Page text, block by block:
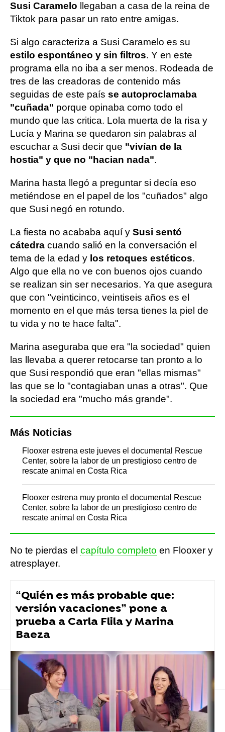
Susi Caramelo llegaban a casa de la reina de
Tiktok para pasar un rato entre amigas.
Si algo caracteriza a Susi Caramelo es su
estilo espontáneo y sin filtros. Y en este
programa ella no iba a ser menos. Rodeada de
tres de las creadoras de contenido más
seguidas de este país se autoproclamaba
"cuñada" porque opinaba como todo el
mundo que las critica. Lola muerta de la risa y
Lucía y Marina se quedaron sin palabras al
escuchar a Susi decir que "vivían de la
hostia" y que no "hacian nada".
Marina hasta llegó a preguntar si decía eso
metiéndose en el papel de los "cuñados" algo
que Susi negó en rotundo.
La fiesta no acababa aquí y Susi sentó
cátedra cuando salió en la conversación el
tema de la edad y los retoques estéticos.
Algo que ella no ve con buenos ojos cuando
se realizan sin ser necesarios. Ya que asegura
que con "veinticinco, veintiseis años es el
momento en el que más tersa tienes la piel de
tu vida y no te hace falta".
Marina aseguraba que era "la sociedad" quien
las llevaba a querer retocarse tan pronto a lo
que Susi respondió que eran "ellas mismas"
las que se lo "contagiaban unas a otras". Que
la sociedad era "mucho más grande".
Más Noticias
Flooxer estrena este jueves el documental Rescue
Center, sobre la labor de un prestigioso centro de
rescate animal en Costa Rica
Flooxer estrena muy pronto el documental Rescue
Center, sobre la labor de un prestigioso centro de
rescate animal en Costa Rica
No te pierdas el capítulo completo en Flooxer y
atresplayer.
“Quién es más probable que:
versión vacaciones” pone a
prueba a Carla Flila y Marina
Baeza
Flooxer Now » Formatos